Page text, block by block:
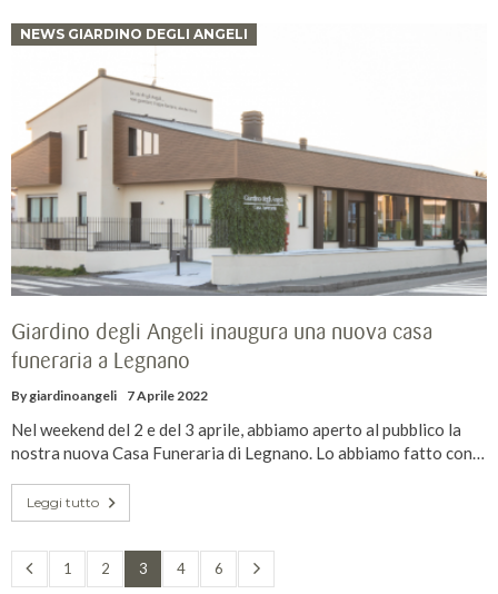
NEWS GIARDINO DEGLI ANGELI
Giardino degli Angeli inaugura una nuova casa
funeraria a Legnano
Bygiardinoangeli 7 Aprile 2022
Nel weekend del 2 e del 3 aprile, abbiamo aperto al pubblico la
nostra nuova Casa Funeraria di Legnano. Lo abbiamo fatto con…
Leggi tutto
1 2 3 4 6